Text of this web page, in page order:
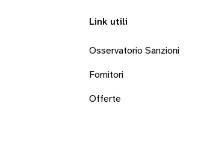
Link utili
Osservatorio Sanzioni
Fornitori
Offerte